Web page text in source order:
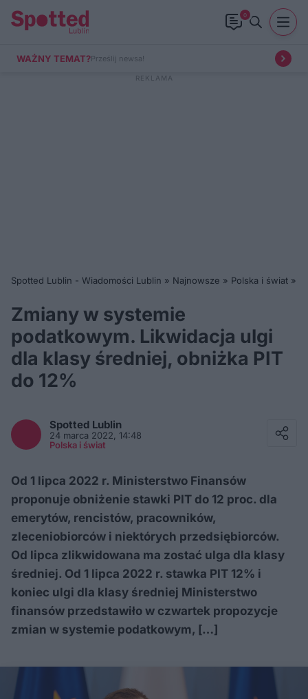
0
WAŻNY TEMAT?Prześlij newsa!
Spotted Lublin - Wiadomości Lublin » Najnowsze » Polska i świat »
Zmiany w systemie
podatkowym. Likwidacja ulgi
dla klasy średniej, obniżka PIT
do 12%
Spotted Lublin
24 marca 2022, 14:48
Polska i świat
Od 1 lipca 2022 r. Ministerstwo Finansów
proponuje obniżenie stawki PIT do 12 proc. dla
emerytów, rencistów, pracowników,
zleceniobiorców i niektórych przedsiębiorców.
Od lipca zlikwidowana ma zostać ulga dla klasy
średniej. Od 1 lipca 2022 r. stawka PIT 12% i
koniec ulgi dla klasy średniej Ministerstwo
finansów przedstawiło w czwartek propozycje
zmian w systemie podatkowym, […]